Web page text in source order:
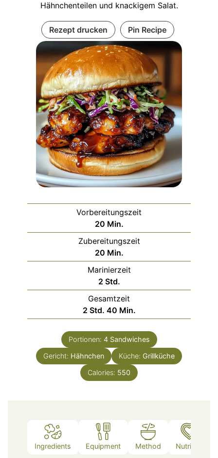
Hähnchenteilen und knackigem Salat.
Rezept drucken Pin Recipe
Vorbereitungszeit
20Minuten
Min.
Zubereitungszeit
20Minuten
Min.
Marinierzeit
2Stunden
Std.
Gesamtzeit
2Stunden
Std. 40Minuten
Min.
Portionen: 4 Sandwiches
Gericht: Hähnchen Küche: Grillküche
Calories: 550
Ingredients Equipment Method Nutrition